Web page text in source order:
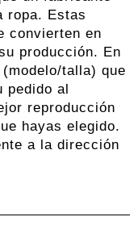
ropa. Estas
convierten en
producción. En
talla) que
pedido al
reproducción
hayas elegido.
a la dirección